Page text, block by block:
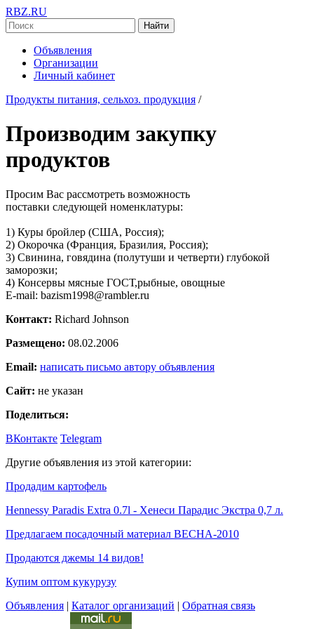
RBZ.RU
Найти
Объявления
Организации
Личный кабинет
Продукты питания, сельхоз. продукция /
Производим закупку
продуктов
Просим Вас рассмотреть возможность
поставки следующей номенклатуры:
1) Куры бройлер (США, Россия);
2) Окорочка (Франция, Бразилия, Россия);
3) Свинина, говядина (полутуши и четверти) глубокой
заморозки;
4) Консервы мясные ГОСТ,рыбные, овощные
E-mail: bazism1998@rambler.ru
Контакт: Richard Johnson
Размещено: 08.02.2006
Email: написать письмо автору объявления
Сайт: не указан
Поделиться:
ВКонтакте Telegram
Другие объявления из этой категории:
Продадим картофель
Hennessy Paradis Extra 0.7l - Хенеси Парадис Экстра 0,7 л.
Предлагаем посадочный материал ВЕСНА-2010
Продаются джемы 14 видов!
Купим оптом кукурузу
Объявления | Каталог организаций | Обратная связь